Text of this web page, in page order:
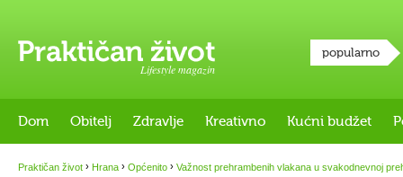
Lifestyle magazin
popularno
Dom Obitelj Zdravlje Kreativno Kućni budžet
Praktičan život › Hrana › Općenito › Važnost prehrambenih vlakana u svakodnevnoj